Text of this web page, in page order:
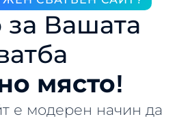
за Вашата
място!
е модерен начин да